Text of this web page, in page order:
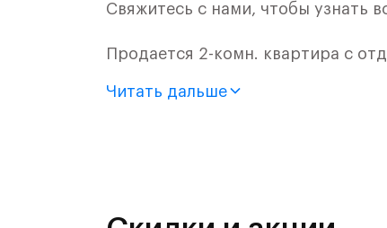
Свяжитесь с нами, чтобы узнать
Продается 2-комн. квартира с
Читать дальше